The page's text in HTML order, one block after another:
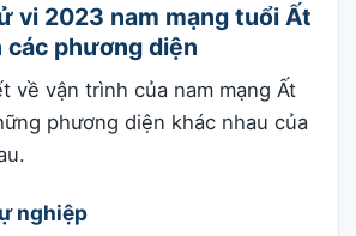
vi 2023 nam mạng tuổi Ất
phương diện
về vận trình của nam mạng Ất
phương diện khác nhau của
nghiệp